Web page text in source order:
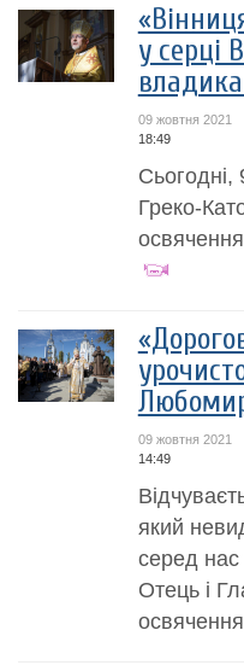
у серці
09 жовтня 2021
18:49
Сьогодні,
Греко-
09 жовтня 2021
14:49
який
серед нас
Отець і
освячення